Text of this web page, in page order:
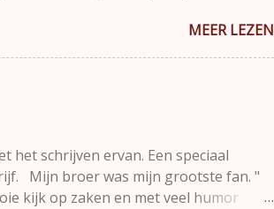
de belangstelling voor de grote bal te
zie dat hij stiekem naar de spelertjes
MEER LEZEN
het schrijven ervan. Een speciaal
Mijn broer was mijn grootste fan. "
kijk op zaken en met veel humor